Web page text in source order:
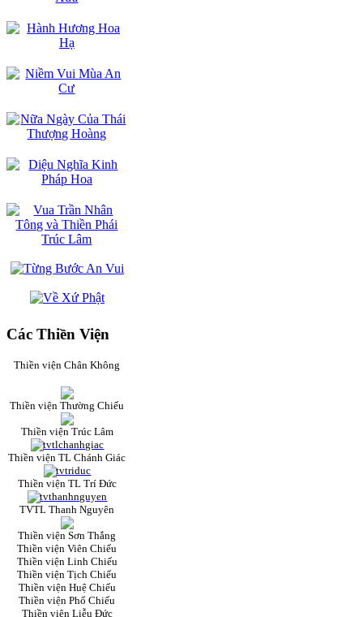
Các Thiền Viện
Thiền viện Chân Không
Thiền viện Thường Chiếu
Thiền viện Trúc Lâm
Thiền viện TL Chánh Giác
Thiền viện TL Trí Đức
TVTL Thanh Nguyên
Thiền viện Sơn Thắng
Thiền viện Viên Chiếu
Thiền viện Linh Chiếu
Thiền viện Tịch Chiếu
Thiền viện Huệ Chiếu
Thiền viện Phổ Chiếu
Thiền viện Liễu Đức